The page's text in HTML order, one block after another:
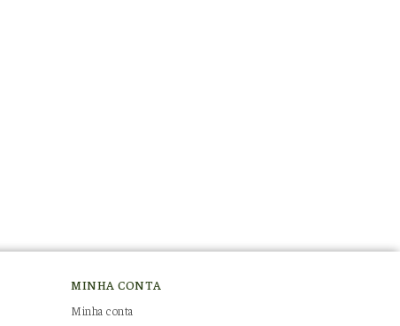
MINHA CONTA
Minha conta